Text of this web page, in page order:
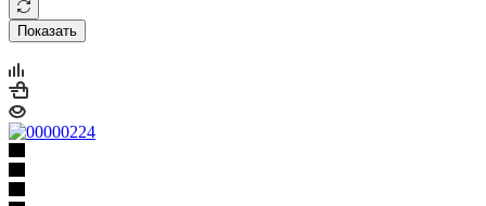
Показать